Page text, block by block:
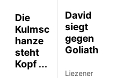
Die
Kulmsc
hanze
steht
Kopf ...
David
siegt
gegen
Goliath
Liezener